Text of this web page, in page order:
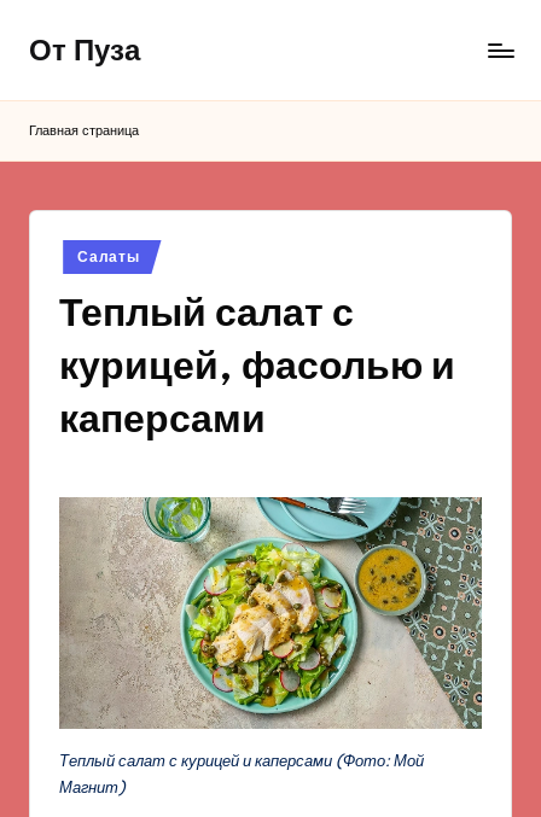
Перейти
содержимому
От Пуза
вкусные
Главная страница
Опубликовано
в
Салаты
Теплый салат с
курицей, фасолью и
каперсами
Теплый салат с курицей и каперсами (Фото: Мой
Магнит)